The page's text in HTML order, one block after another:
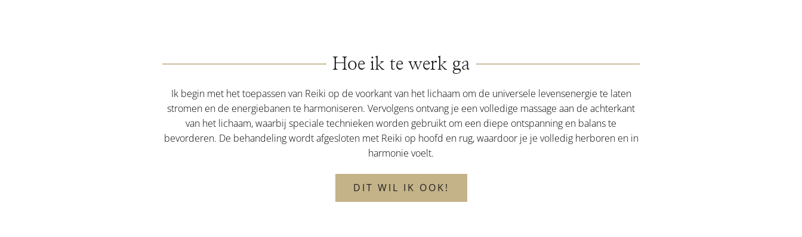
Hoe ik te werk ga
Ik begin met het toepassen van Reiki op de voorkant van het lichaam om de universele levensenergie te laten
stromen en de energiebanen te harmoniseren. Vervolgens ontvang je een volledige massage aan de achterkant
van het lichaam, waarbij speciale technieken worden gebruikt om een diepe ontspanning en balans te
bevorderen. De behandeling wordt afgesloten met Reiki op hoofd en rug, waardoor je je volledig herboren en in
harmonie voelt.
DIT WIL IK OOK!